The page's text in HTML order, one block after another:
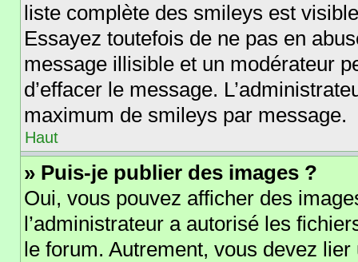
liste complète des smileys est
Essayez toutefois de ne pas en
message illisible et un modérateur
d’effacer le message.
maximum de smileys par message.
Haut
» Puis-je publier des images ?
Oui, vous pouvez afficher des
l’administrateur a autorisé les
le forum. Autrement, vous devez